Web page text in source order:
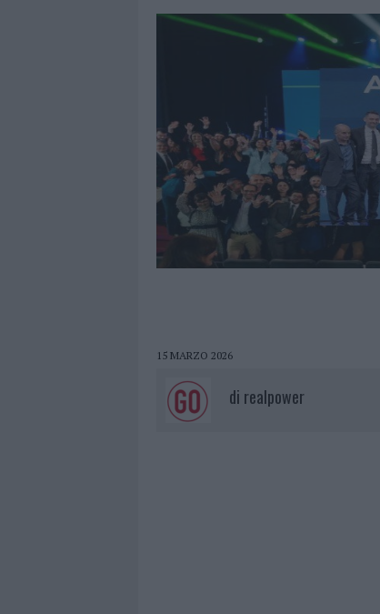
15 MARZO 2026
di realpower